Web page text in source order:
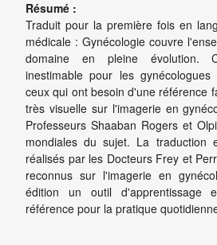
Résumé :
Traduit pour la première fois en
médicale : Gynécologie couvre
domaine en pleine évolution.
inestimable pour les
ceux qui ont besoin d'une référence
très visuelle sur l'imagerie en
Professeurs Shaaban Rogers et
mondiales du sujet. La traduction
réalisés par les Docteurs Frey et
reconnus sur l'imagerie en
édition un outil d'apprentissage
référence pour la pratique